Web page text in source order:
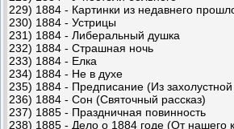
229) 1884 - Картинки из недавнего
230) 1884 - Устрицы
231) 1884 - Либеральный душка
232) 1884 - Страшная ночь
233) 1884 - Елка
234) 1884 - Не в духе
235) 1884 - Предписание (Из
236) 1884 - Сон (Святочный рассказ)
237) 1885 - Праздничная повинность
238) 1885 - Дело о 1884 годе (От нашего